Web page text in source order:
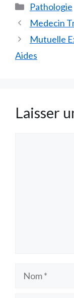
Catégories
Pathologie
Medecin
Mutuelle
Aides
Laisser
Nom